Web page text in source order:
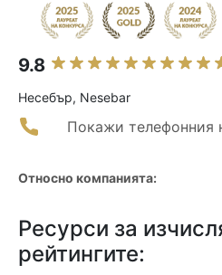
9.8
Несебър, Nesebar
Покажи телефонния
Относно компанията:
Ресурси за
рейтингите: